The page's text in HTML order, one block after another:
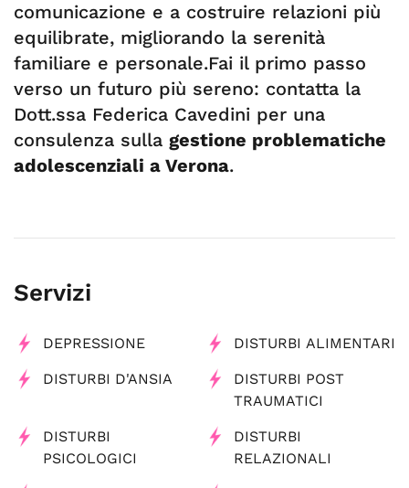
comunicazione e a costruire relazioni più
equilibrate, migliorando la serenità
familiare e personale.Fai il primo passo
verso un futuro più sereno: contatta la
Dott.ssa Federica Cavedini per una
consulenza sulla gestione problematiche
adolescenziali a Verona.
Servizi
DEPRESSIONE DISTURBI ALIMENTARI
DISTURBI D'ANSIA
DISTURBI POST
TRAUMATICI
DISTURBI
PSICOLOGICI
DISTURBI
RELAZIONALI